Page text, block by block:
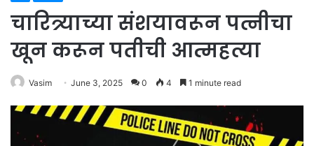
चारित्र्याच्या संशयावरून पत्नीचा
खून करून पतीची आत्महत्या
Vasim June 3, 2025 0 4 1 minute read